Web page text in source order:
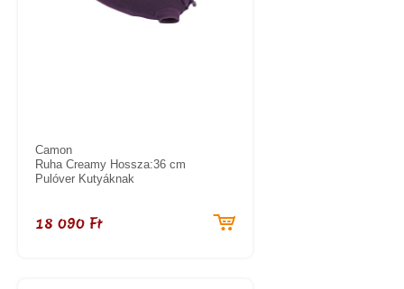
Camon
Ruha Creamy Hossza:36 cm
Pulóver Kutyáknak
18 090 Ft